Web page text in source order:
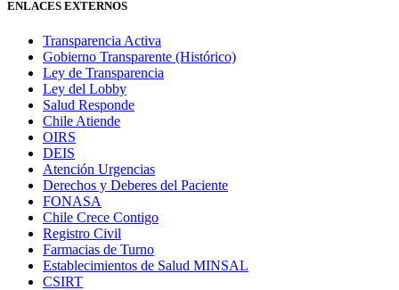
ENLACES EXTERNOS
Transparencia Activa
Gobierno Transparente (Histórico)
Ley de Transparencia
Ley del Lobby
Salud Responde
Chile Atiende
OIRS
DEIS
Atención Urgencias
Derechos y Deberes del Paciente
FONASA
Chile Crece Contigo
Registro Civil
Farmacias de Turno
Establecimientos de Salud MINSAL
CSIRT